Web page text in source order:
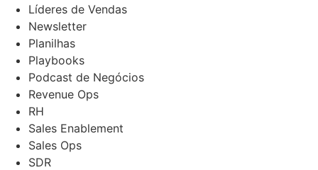
Líderes de Vendas
Newsletter
Planilhas
Playbooks
Podcast de Negócios
Revenue Ops
RH
Sales Enablement
Sales Ops
SDR